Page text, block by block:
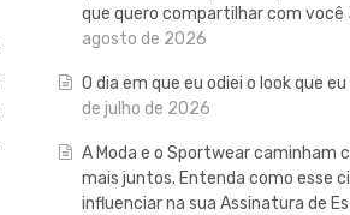
que quero compartilhar com você
agosto de 2026
O dia em que eu odiei o look que eu
de julho de 2026
A Moda e o Sportwear caminham
mais juntos. Entenda como esse
influenciar na sua Assinatura de